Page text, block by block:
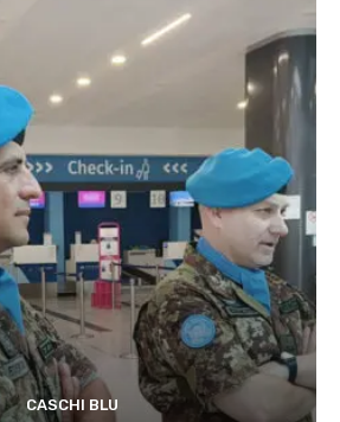
CASCHI BLU